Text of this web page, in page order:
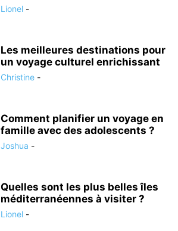
Lionel -
Les meilleures destinations pour
un voyage culturel enrichissant
Christine -
Comment planifier un voyage en
famille avec des adolescents ?
Joshua -
Quelles sont les plus belles îles
méditerranéennes à visiter ?
Lionel -